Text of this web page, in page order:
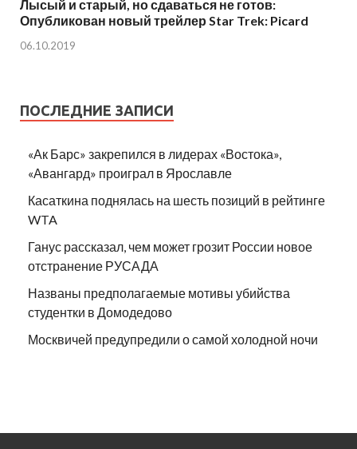
Лысый и старый, но сдаваться не готов:
Опубликован новый трейлер Star Trek: Picard
06.10.2019
ПОСЛЕДНИЕ ЗАПИСИ
«Ак Барс» закрепился в лидерах «Востока»,
«Авангард» проиграл в Ярославле
Касаткина поднялась на шесть позиций в рейтинге
WTA
Ганус рассказал, чем может грозит России новое
отстранение РУСАДА
Названы предполагаемые мотивы убийства
студентки в Домодедово
Москвичей предупредили о самой холодной ночи